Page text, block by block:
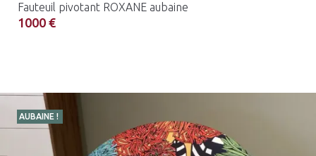
Fauteuil pivotant ROXANE aubaine
1000 €
AUBAINE !